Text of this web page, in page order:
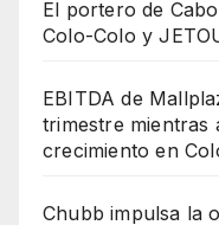
El portero de
Colo-Colo y
EBITDA de
trimestre mientras
crecimiento en
Chubb impulsa la